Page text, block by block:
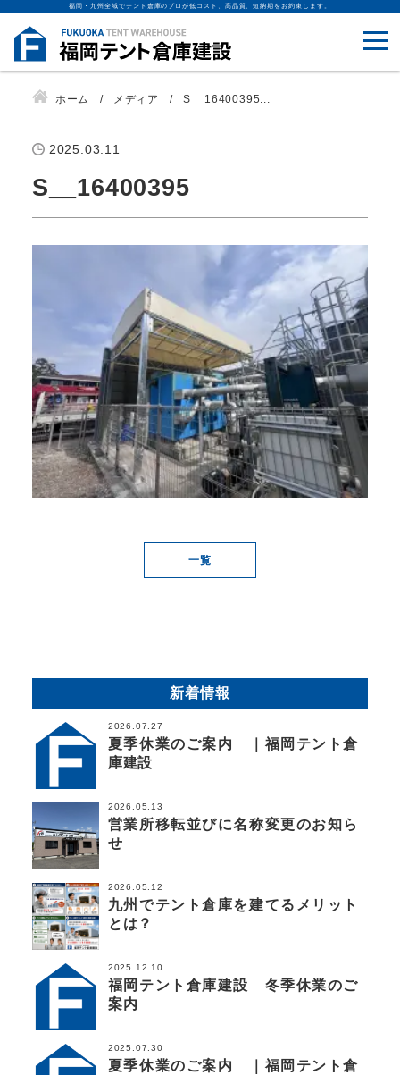
福岡・九州全域でテント倉庫のプロが低コスト、高品質、短納期をお約束します。
ホーム メディア S__16400395...
2025.03.11
S__16400395
一覧
新着情報
2026.07.27
夏季休業のご案内 ｜福岡テント倉
庫建設
2026.05.13
営業所移転並びに名称変更のお知ら
せ
2026.05.12
九州でテント倉庫を建てるメリット
とは？
2025.12.10
福岡テント倉庫建設 冬季休業のご
案内
2025.07.30
夏季休業のご案内 ｜福岡テント倉